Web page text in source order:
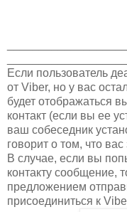
Если пользователь
от Viber, но у вас
будет отображаться
контакт (если вы ее
ваш собеседник
говорит о том, что
В случае, если вы
контакту сообщение,
предложением
присоединиться к